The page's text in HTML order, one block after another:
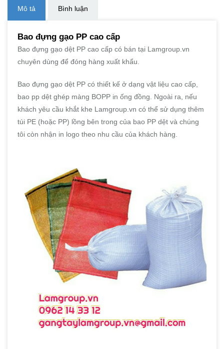
Mô tả Bình luận
Bao đựng gạo PP cao cấp
Bao đựng gạo dệt PP cao cấp có bán tại Lamgroup.vn
chuyên dùng để đóng hàng xuất khẩu.
Bao đựng gạo dệt PP có thiết kế ở dạng vật liệu cao cấp,
bao pp dệt ghép màng BOPP in ống đồng. Ngoài ra, nếu
khách yêu cầu khắt khe Lamgroup.vn có thể sử dụng thêm
túi PE (hoặc PP) lồng bên trong của bao PP dệt và chúng
tôi còn nhận in logo theo nhu cầu của khách hàng.